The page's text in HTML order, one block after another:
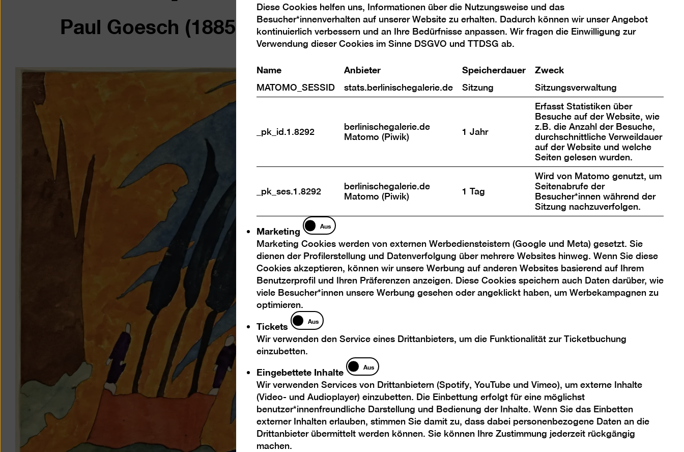
Paul Goesch (1885 – 1940)
Analyse
Cookies
Diese Cookies helfen uns, Informationen über die Nutzungsweise und das
Besucher*innenverhalten auf unserer Website zu erhalten. Dadurch können wir unser Angebot
kontinuierlich verbessern und an Ihre Bedürfnisse anpassen. Wir fragen die Einwilligung zur
Verwendung dieser Cookies im Sinne DSGVO und TTDSG ab.
Name Anbieter Speicherdauer Zweck
MATOMO_SESSID stats.berlinischegalerie.de Sitzung Sitzungsverwaltung
_pk_id.1.8292
berlinischegalerie.de
Matomo (Piwik)
1 Jahr
Erfasst Statistiken über
Besuche auf der Website, wie
z.B. die Anzahl der Besuche,
durchschnittliche Verweildauer
auf der Website und welche
Seiten gelesen wurden.
_pk_ses.1.8292
berlinischegalerie.de
Matomo (Piwik)
1 Tag
Wird von Matomo genutzt, um
Seitenabrufe der
Besucher*innen während der
Sitzung nachzuverfolgen.
Marketing
Marketing
Aus
Marketing Cookies werden von externen Werbediensteistern (Google und Meta) gesetzt. Sie
dienen der Profilerstellung und Datenverfolgung über mehrere Websites hinweg. Wenn Sie diese
Cookies akzeptieren, können wir unsere Werbung auf anderen Websites basierend auf Ihrem
Benutzerprofil und Ihren Präferenzen anzeigen. Diese Cookies speichern auch Daten darüber, wie
viele Besucher*innen unsere Werbung gesehen oder angeklickt haben, um Werbekampagnen zu
optimieren.
Tickets
Tickets
Aus
Wir verwenden den Service eines Drittanbieters, um die Funktionalität zur Ticketbuchung
einzubetten.
Eingebettete Inhalte
Eingebettete
Inhalte
Aus
Wir verwenden Services von Drittanbietern (Spotify, YouTube und Vimeo), um externe Inhalte
(Video- und Audioplayer) einzubetten. Die Einbettung erfolgt für eine möglichst
benutzer*innenfreundliche Darstellung und Bedienung der Inhalte. Wenn Sie das Einbetten
externer Inhalten erlauben, stimmen Sie damit zu, dass dabei personenbezogene Daten an die
Drittanbieter übermittelt werden können. Sie können Ihre Zustimmung jederzeit rückgängig
machen.